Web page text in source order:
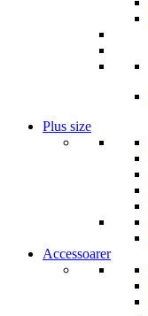
Plus size
Accessoarer